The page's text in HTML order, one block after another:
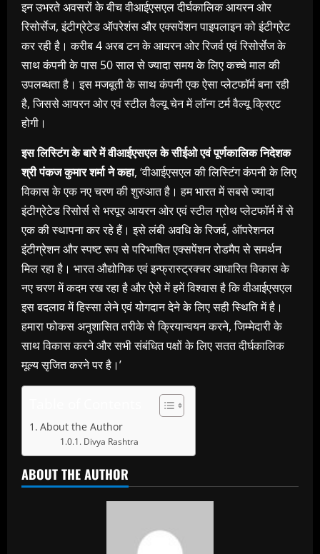
इन उभरते अवसरों के बीच वीआईएसएल दीर्घकालिक आयरन ओर
रिसोर्सेज, इंटीग्रेटेड ऑपरेशंस और एक्सपेंशन पाइपलाइन को इंटीग्रेट
कर रही है। करीब 4 अरब टन के आयरन ओर रिजर्व एवं रिसोर्सेज के
साथ कंपनी के पास 50 साल से ज्यादा समय के लिए कच्चे माल की
उपलब्धता है। इस मजबूती के साथ कंपनी एक ऐसा प्लेटफॉर्म बना रही
है, जिससे आयरन ओर एवं स्टील वैल्यू चेन में लॉन्ग टर्म वैल्यू क्रिएट
होगी।
इस लिस्टिंग के बारे में वीआईएसएल के सीईओ एवं पूर्णकालिक निदेशक
श्री पंकज कुमार शर्मा ने कहा, ‘वीआईएसएल की लिस्टिंग कंपनी के लिए
विकास के एक नए चरण की शुरुआत है। हम भारत में सबसे ज्यादा
इंटीग्रेटेड रिसोर्स से भरपूर आयरन ओर एवं स्टील ग्रोथ प्लेटफॉर्म में से
एक की स्थापना कर रहे हैं। इसे लंबी अवधि के रिजर्व, ऑपरेशनल
इंटीग्रेशन और स्पष्ट रूप से परिभाषित एक्सपेंशन रोडमैप से समर्थन
मिल रहा है। भारत औद्योगिक एवं इन्फ्रास्ट्रक्चर आधारित विकास के
नए चरण में कदम रख रहा है और ऐसे में हमें विश्वास है कि वीआईएसएल
इस बदलाव में हिस्सा लेने एवं योगदान देने के लिए सही स्थिति में है।
हमारा फोकस अनुशासित तरीके से क्रियान्वयन करने, जिम्मेदारी के
साथ विकास करने और सभी संबंधित पक्षों के लिए सतत दीर्घकालिक
मूल्य सृजित करने पर है।’
About the Author
Divya Rashtra
ABOUT THE AUTHOR